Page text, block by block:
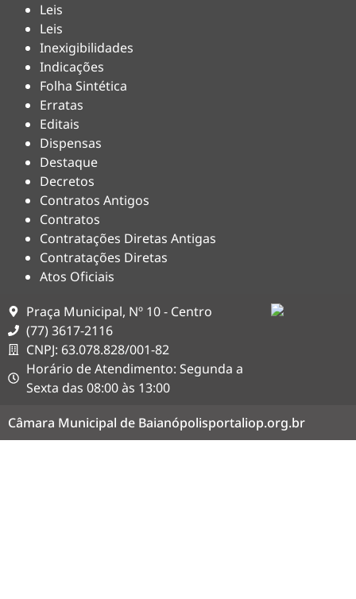
Leis
Leis
Inexigibilidades
Indicações
Folha Sintética
Erratas
Editais
Dispensas
Destaque
Decretos
Contratos Antigos
Contratos
Contratações Diretas Antigas
Contratações Diretas
Atos Oficiais
Praça Municipal, Nº 10 - Centro
(77) 3617-2116
CNPJ: 63.078.828/001-82
Horário de Atendimento: Segunda a
Sexta das 08:00 às 13:00
Câmara Municipal de Baianópolisportaliop.org.br